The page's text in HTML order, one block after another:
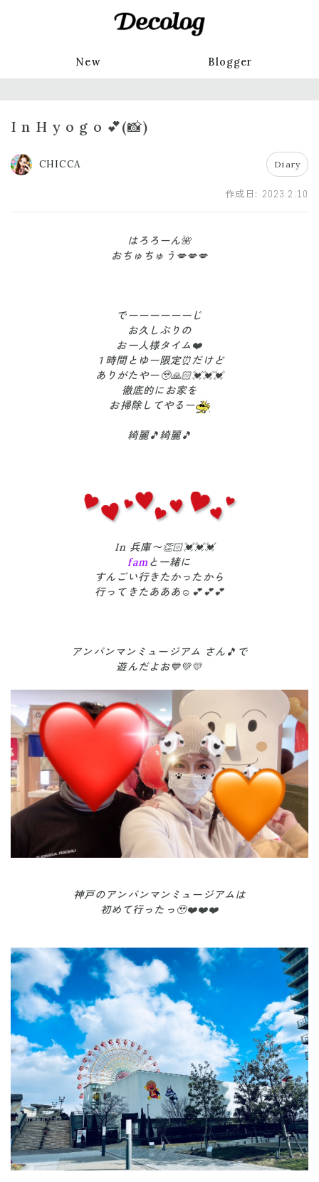
New Blogger
I n H y o g o 💕(📸)
CHICCA Diary
作成日: 2023.2.10
はろろーん🌺
おちゅちゅう💋💋💋
でーーーーーーじ
お久しぶりの
お一人様タイム❤️
１時間とゆー限定⏰だけど
ありがたやー🥹🙏🏻💓💓💓
徹底的にお家を
お掃除してやるー
綺麗🎵綺麗🎵
In 兵庫〜👏🏻💓💓💓
fam と一緒に
すんごい行きたかったから
行ってきたあああ☺️💕💕💕
アンパンマンミュージアム さん🎵で
遊んだよお💙💚💛
神戸のアンパンマンミュージアムは
初めて行ったっ🥹❤️❤️❤️